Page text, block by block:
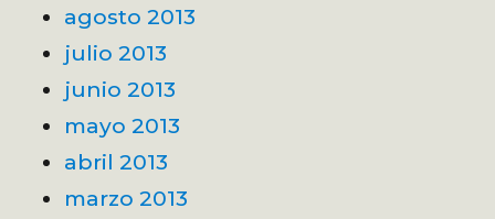
agosto 2013
julio 2013
junio 2013
mayo 2013
abril 2013
marzo 2013